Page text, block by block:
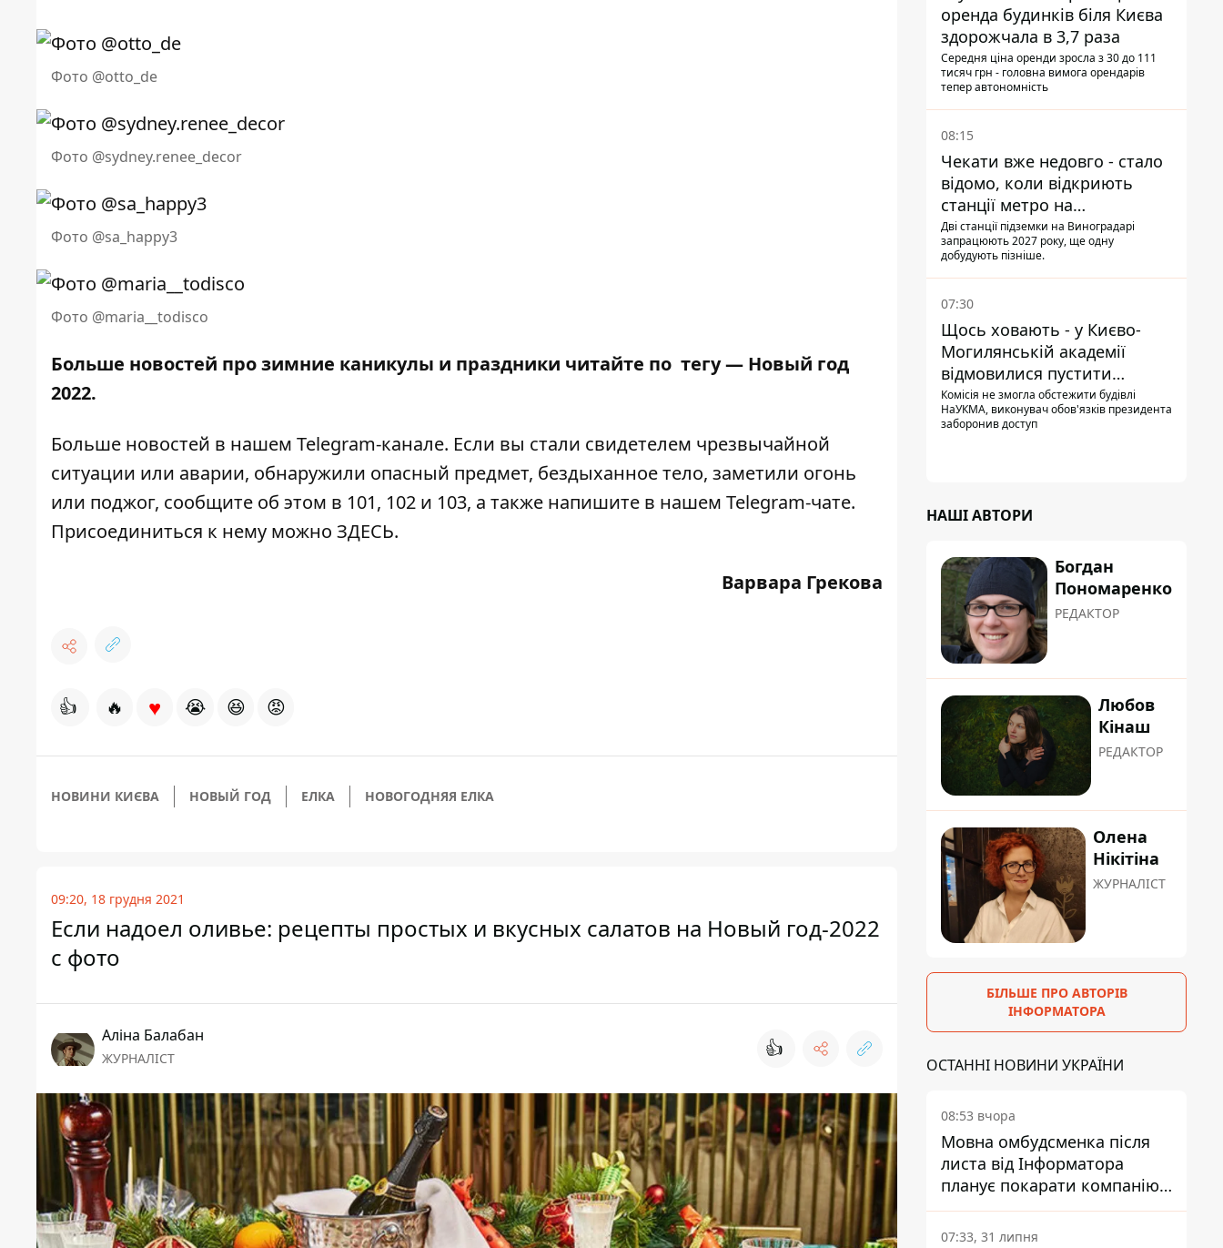
Фото @otto_de
Фото @sydney.renee_decor
Фото @sa_happy3
Фото @maria__todisco
Больше новостей про зимние каникулы и праздники читайте по тегу — Новый год
2022.
Больше новостей в нашем Telegram-канале. Если вы стали свидетелем чрезвычайной
ситуации или аварии, обнаружили опасный предмет, бездыханное тело, заметили огонь
или поджог, сообщите об этом в 101, 102 и 103, а также напишите в нашем Telegram-чате.
Присоединиться к нему можно ЗДЕСЬ.
Варвара Грекова
👍 🔥 ♥ 😭 😆 😡
НОВИНИ КИЄВА НОВЫЙ ГОД ЕЛКА НОВОГОДНЯЯ ЕЛКА
09:20, 18 грудня 2021
Если надоел оливье: рецепты простых и вкусных салатов на Новый год-2022
с фото
Аліна Балабан
ЖУРНАЛІСТ 👍
оренда будинків біля Києва
здорожчала в 3,7 раза
Середня ціна оренди зросла з 30 до 111
тисяч грн - головна вимога орендарів
тепер автономність
08:15
Чекати вже недовго - стало
відомо, коли відкриють
станції метро на
Виноградарі
Дві станції підземки на Виноградарі
запрацюють 2027 року, ще одну
добудують пізніше.
07:30
Щось ховають - у Києво-
Могилянській академії
відмовилися пустити
комісію з охорони пам'яток
на територію
Комісія не змогла обстежити будівлі
НаУКМА, виконувач обов'язків президента
заборонив доступ
НАШІ АВТОРИ
Богдан
Пономаренко
РЕДАКТОР
Любов
Кінаш
РЕДАКТОР
Олена
Нікітіна
ЖУРНАЛІСТ
БІЛЬШЕ ПРО АВТОРІВ
ІНФОРМАТОРА
ОСТАННІ НОВИНИ УКРАЇНИ
08:53 вчора
Мовна омбудсменка після
листа від Інформатора
планує покарати компанію-
підрядника ПриватБанку
07:33, 31 липня